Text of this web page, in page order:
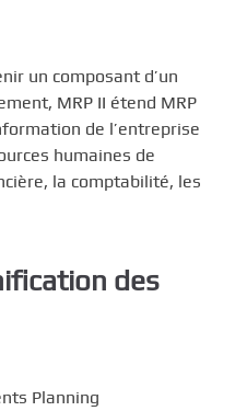
un composant d’un
MRP II étend MRP
de l’entreprise
humaines de
la comptabilité, les
des
Planning